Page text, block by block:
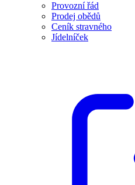
Provozní řád
Prodej obědů
Ceník stravného
Jídelníček